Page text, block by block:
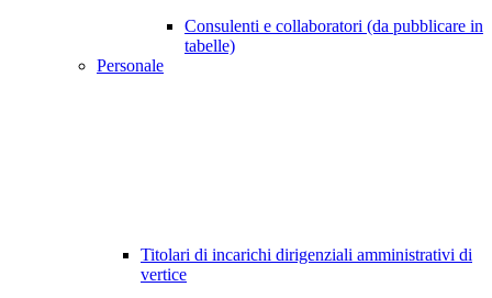
Consulenti e collaboratori (da pubblicare in
tabelle)
Personale
Titolari di incarichi dirigenziali amministrativi di
vertice